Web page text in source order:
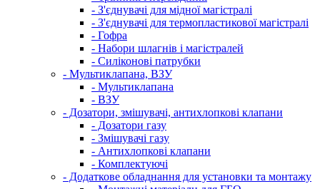
- З'єднувачі для мідної магістралі
- З'єднувачі для термопластикової магістралі
- Гофра
- Набори шлагнів і магістралей
- Силіконові патрубки
- Мультиклапана, ВЗУ
- Мультиклапана
- ВЗУ
- Дозатори, змішувачі, антихлопкові клапани
- Дозатори газу
- Змішувачі газу
- Антихлопкові клапани
- Комплектуючі
- Додаткове обладнання для установки та монтажу